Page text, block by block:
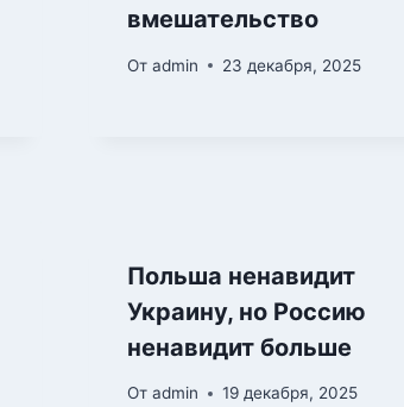
вмешательство
От admin 23 декабря, 2025
Польша ненавидит
Украину, но Россию
ненавидит больше
От admin 19 декабря, 2025